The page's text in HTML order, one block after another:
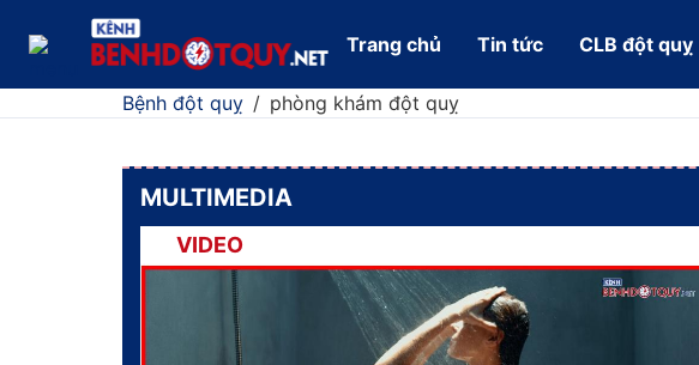
Trang chủ Tin tức CLB đột quỵ
Bệnh đột quỵ / phòng khám đột quỵ
MULTIMEDIA
VIDEO